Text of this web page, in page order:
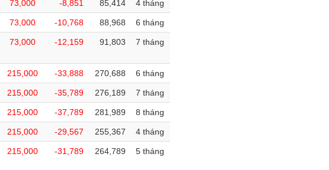
73,000 -8,851 85,414 4 tháng
73,000 -10,768 88,968 6 tháng
73,000 -12,159 91,803 7 tháng
215,000 -33,888 270,688 6 tháng
215,000 -35,789 276,189 7 tháng
215,000 -37,789 281,989 8 tháng
215,000 -29,567 255,367 4 tháng
215,000 -31,789 264,789 5 tháng